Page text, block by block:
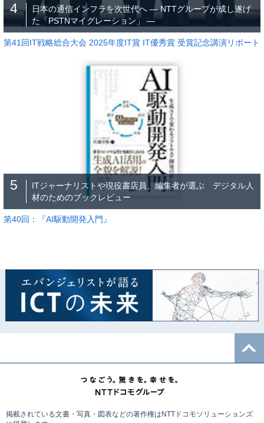
4
日本の通信インフラを次世代へ ― NTTグループが成し遂げ
た「PSTNマイグレーション」 ―
第41回IT戦略総合大会 2025年度IT賞 IT優秀賞 受賞記念講演リポート
5
ITジャーナリストや現役書店員、編集者が選ぶ デジタル人
材のためのブックレビュー
第40回：『AI駆動開発入門』
掲載されている文書・写真・図表などの著作権はNTTドコモソリューションズ